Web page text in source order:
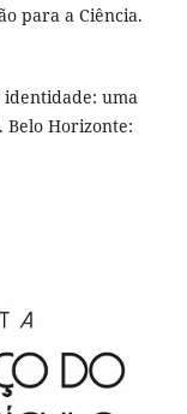
para a Ciência.
identidade: uma
Belo Horizonte: